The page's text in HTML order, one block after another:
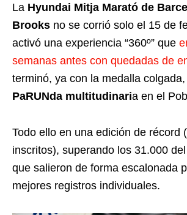
La Hyundai Mitja Marató de
Brooks no se corrió solo el 15 de
activó una experiencia “360º” que
semanas antes con quedadas de
terminó, ya con la medalla
PaRUNda multitudinaria en el
Todo ello en una edición de récord
inscritos), superando los 31.000
que salieron de forma escalonada
mejores registros individuales.